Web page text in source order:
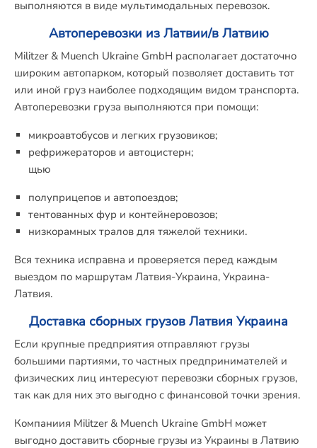
выполняются в виде мультимодальных перевозок.
Автоперевозки из Латвии/в Латвию
Militzer & Muench Ukraine GmbH располагает достаточно
широким автопарком, который позволяет доставить тот
или иной груз наиболее подходящим видом транспорта.
Автоперевозки груза выполняются при помощи:
микроавтобусов и легких грузовиков;
рефрижераторов и автоцистерн;
щью
полуприцепов и автопоездов;
тентованных фур и контейнеровозов;
низкорамных тралов для тяжелой техники.
Вся техника исправна и проверяется перед каждым
выездом по маршрутам Латвия-Украина, Украина-
Латвия.
Доставка сборных грузов Латвия Украина
Если крупные предприятия отправляют грузы
большими партиями, то частных предпринимателей и
физических лиц интересуют перевозки сборных грузов,
так как для них это выгодно с финансовой точки зрения.
Компаниия Militzer & Muench Ukraine GmbH может
выгодно доставить сборные грузы из Украины в Латвию